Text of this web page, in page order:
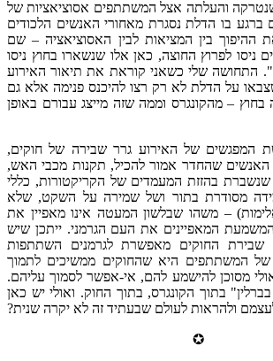
והעלתה אצל המשתתפים אסוציאציות של
ברגע בו הדלת נסגרת מאחורי האנשים הלכודים
את ההיפוך בין המציאות לבין האסוציאציה – שם
ניסו לפרוץ החוצה, כאן אלו שנשארו בחוץ ניסו
התחושה שלי כשאני קוראת את תיאור האירוע
על הדלת לא רק רצו להיכנס פנימה אלא גם
בחוץ – מהקונגרס וממה שזה מייצג עבורם באופן
המפגשים של האירוע גרר שבירה של חוקים,
האנשים שהחדר אמור להכיל, תקנות מכבי האש,
בהזזת המעמדים של הקריקטורות, כללי
מסודרת בתור ושל שמירה על השקט, שלא
– משהו שבלשון המעטה אינו מאפיין את
המאפיינים את העם הגרמני. ייתכן שיש
שבירת החוקים מאפשרת לגרמנים השתתפות
של המשתתפים היא שהחוקים ממשיכים לתמוך
מסוכן להישמע להם, אי-אפשר לסמוך עליהם.
בברלין" בתוך הקונגרס, בתוך החוק. ואולי יש כאן
ולהראות לעולם שבעתיד זה לא יקרה שנית?
✪